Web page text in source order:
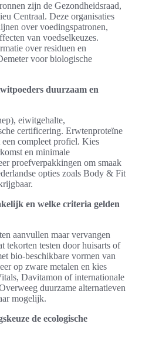
zijn de Gezondheidsraad,
Centraal. Deze organisaties
over voedingspatronen,
van voedselkeuzes.
over residuen en
voor biologische
duurzaam en
eiwitgehalte,
certificering. Erwtenproteïne
compleet profiel. Kies
en minimale
proefverpakkingen om smaak
opties zoals Body & Fit
en welke criteria gelden
aanvullen maar vervangen
tekorten testen door huisarts of
bio-beschikbare vormen van
op zware metalen en kies
Davitamon of internationale
duurzame alternatieven
mogelijk.
de ecologische